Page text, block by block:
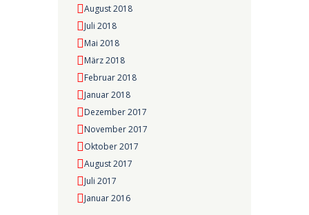
August 2018
Juli 2018
Mai 2018
März 2018
Februar 2018
Januar 2018
Dezember 2017
November 2017
Oktober 2017
August 2017
Juli 2017
Januar 2016